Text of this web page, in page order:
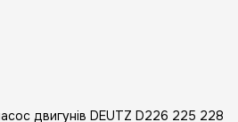
двигунів DEUTZ D226 225 228